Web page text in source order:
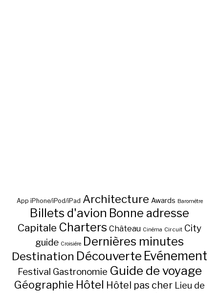
App iPhone/iPod/iPad Architecture Awards Baromètre
Billets d'avion Bonne adresse
Capitale Charters Château Cinéma Circuit City
guide Croisière Dernières minutes
Destination Découverte Evénement
Festival Gastronomie Guide de voyage
Géographie Hôtel Hôtel pas cher Lieu de